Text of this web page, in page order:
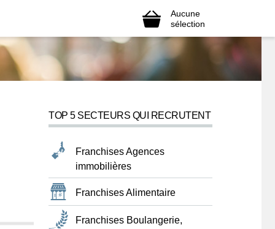
Aucune
sélection
TOP 5 SECTEURS QUI RECRUTENT
Franchises Agences
immobilières
Franchises Alimentaire
Franchises Boulangerie,